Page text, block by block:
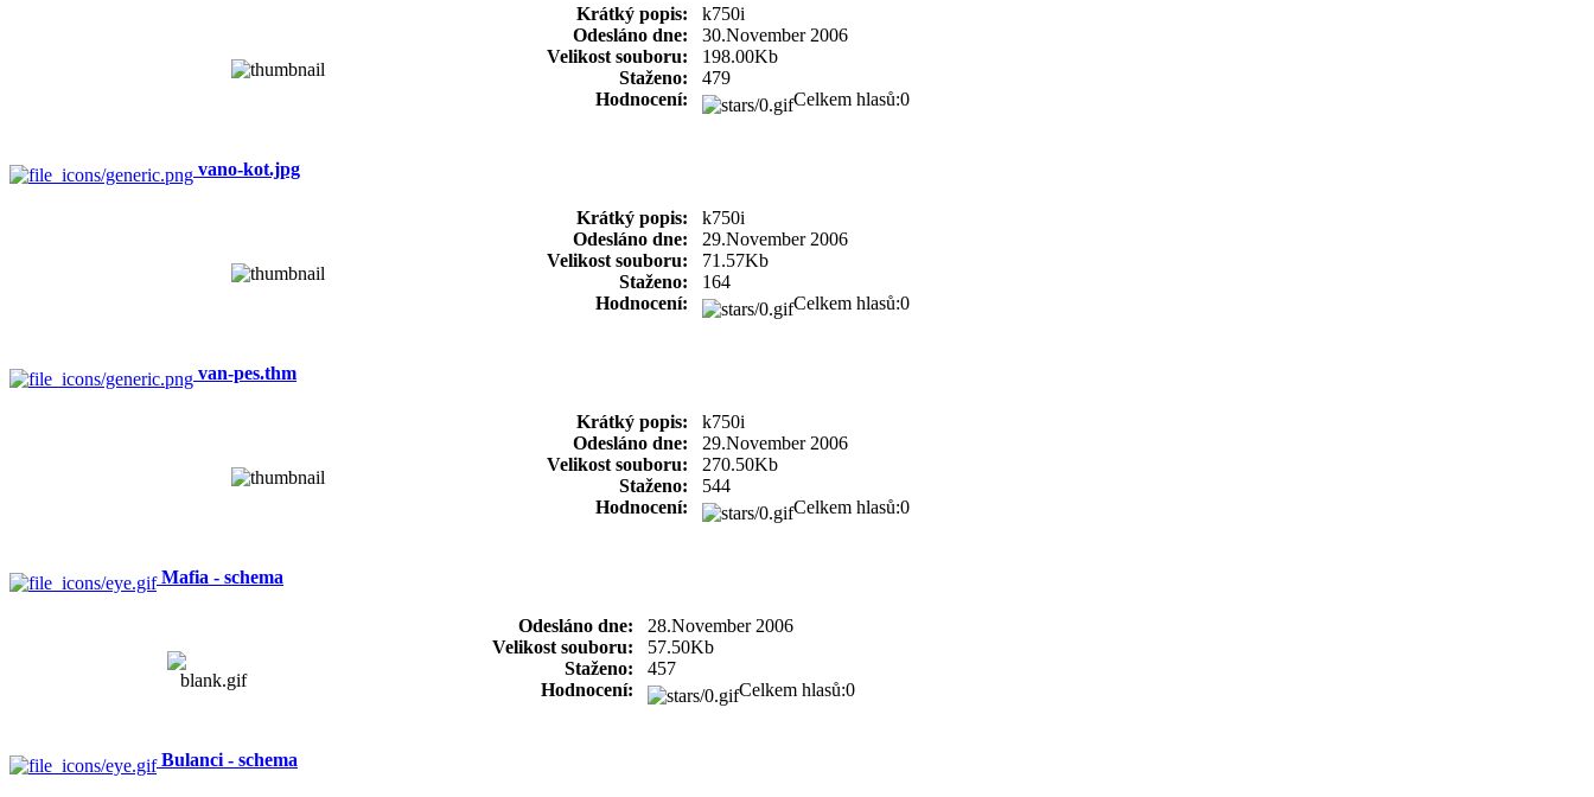
Krátký popis:
k750i
Odesláno dne:
30.November 2006
Velikost souboru:
198.00Kb
Staženo:
479
Hodnocení:
Celkem hlasů:0
vano-kot.jpg
Krátký popis:
k750i
Odesláno dne:
29.November 2006
Velikost souboru:
71.57Kb
Staženo:
164
Hodnocení:
Celkem hlasů:0
van-pes.thm
Krátký popis:
k750i
Odesláno dne:
29.November 2006
Velikost souboru:
270.50Kb
Staženo:
544
Hodnocení:
Celkem hlasů:0
Mafia - schema
Odesláno dne:
28.November 2006
Velikost souboru:
57.50Kb
Staženo:
457
Hodnocení:
Celkem hlasů:0
Bulanci - schema